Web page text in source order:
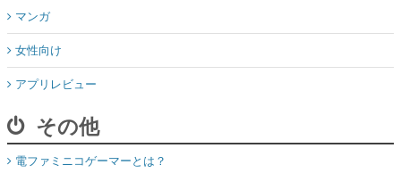
マンガ
女性向け
アプリレビュー
その他
電ファミニコゲーマーとは？